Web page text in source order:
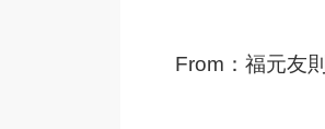
From：福元友則